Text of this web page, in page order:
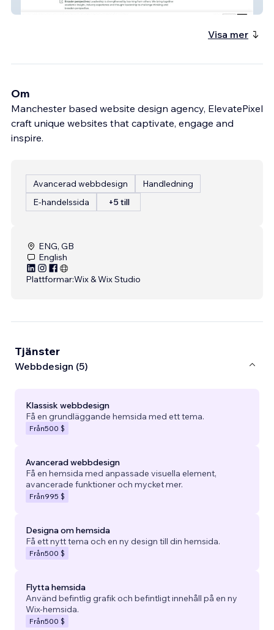
Stratagia
Visa mer
Om
Manchester based website design agency, ElevatePixel
craft unique websites that captivate, engage and
inspire.
Avancerad webbdesign
Handledning
E-handelssida
+5 till
ENG, GB
English
Plattformar:Wix & Wix Studio
Tjänster
Webbdesign (5)
Klassisk webbdesign
Få en grundläggande hemsida med ett tema.
Från500 $
Avancerad webbdesign
Få en hemsida med anpassade visuella element,
avancerade funktioner och mycket mer.
Från995 $
Designa om hemsida
Få ett nytt tema och en ny design till din hemsida.
Från500 $
Flytta hemsida
Använd befintlig grafik och befintligt innehåll på en ny
Wix-hemsida.
Från500 $